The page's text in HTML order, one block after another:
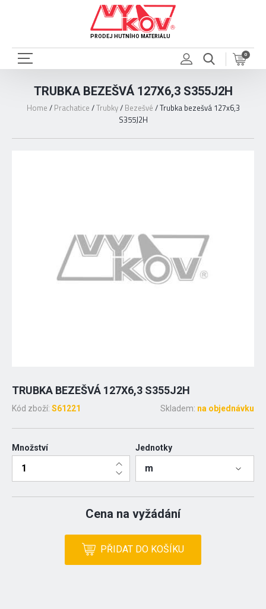
PRODEJ HUTNÍHO MATERIÁLU
0
TRUBKA BEZEŠVÁ 127X6,3 S355J2H
Home / Prachatice /Trubky/ Bezešvé /Trubka bezešvá 127x6,3
S355J2H
TRUBKA BEZEŠVÁ 127X6,3 S355J2H
Kód zboží: S61221 Skladem: na objednávku
Množství Jednotky
m
Cena na vyžádání
PŘIDAT DO KOŠÍKU